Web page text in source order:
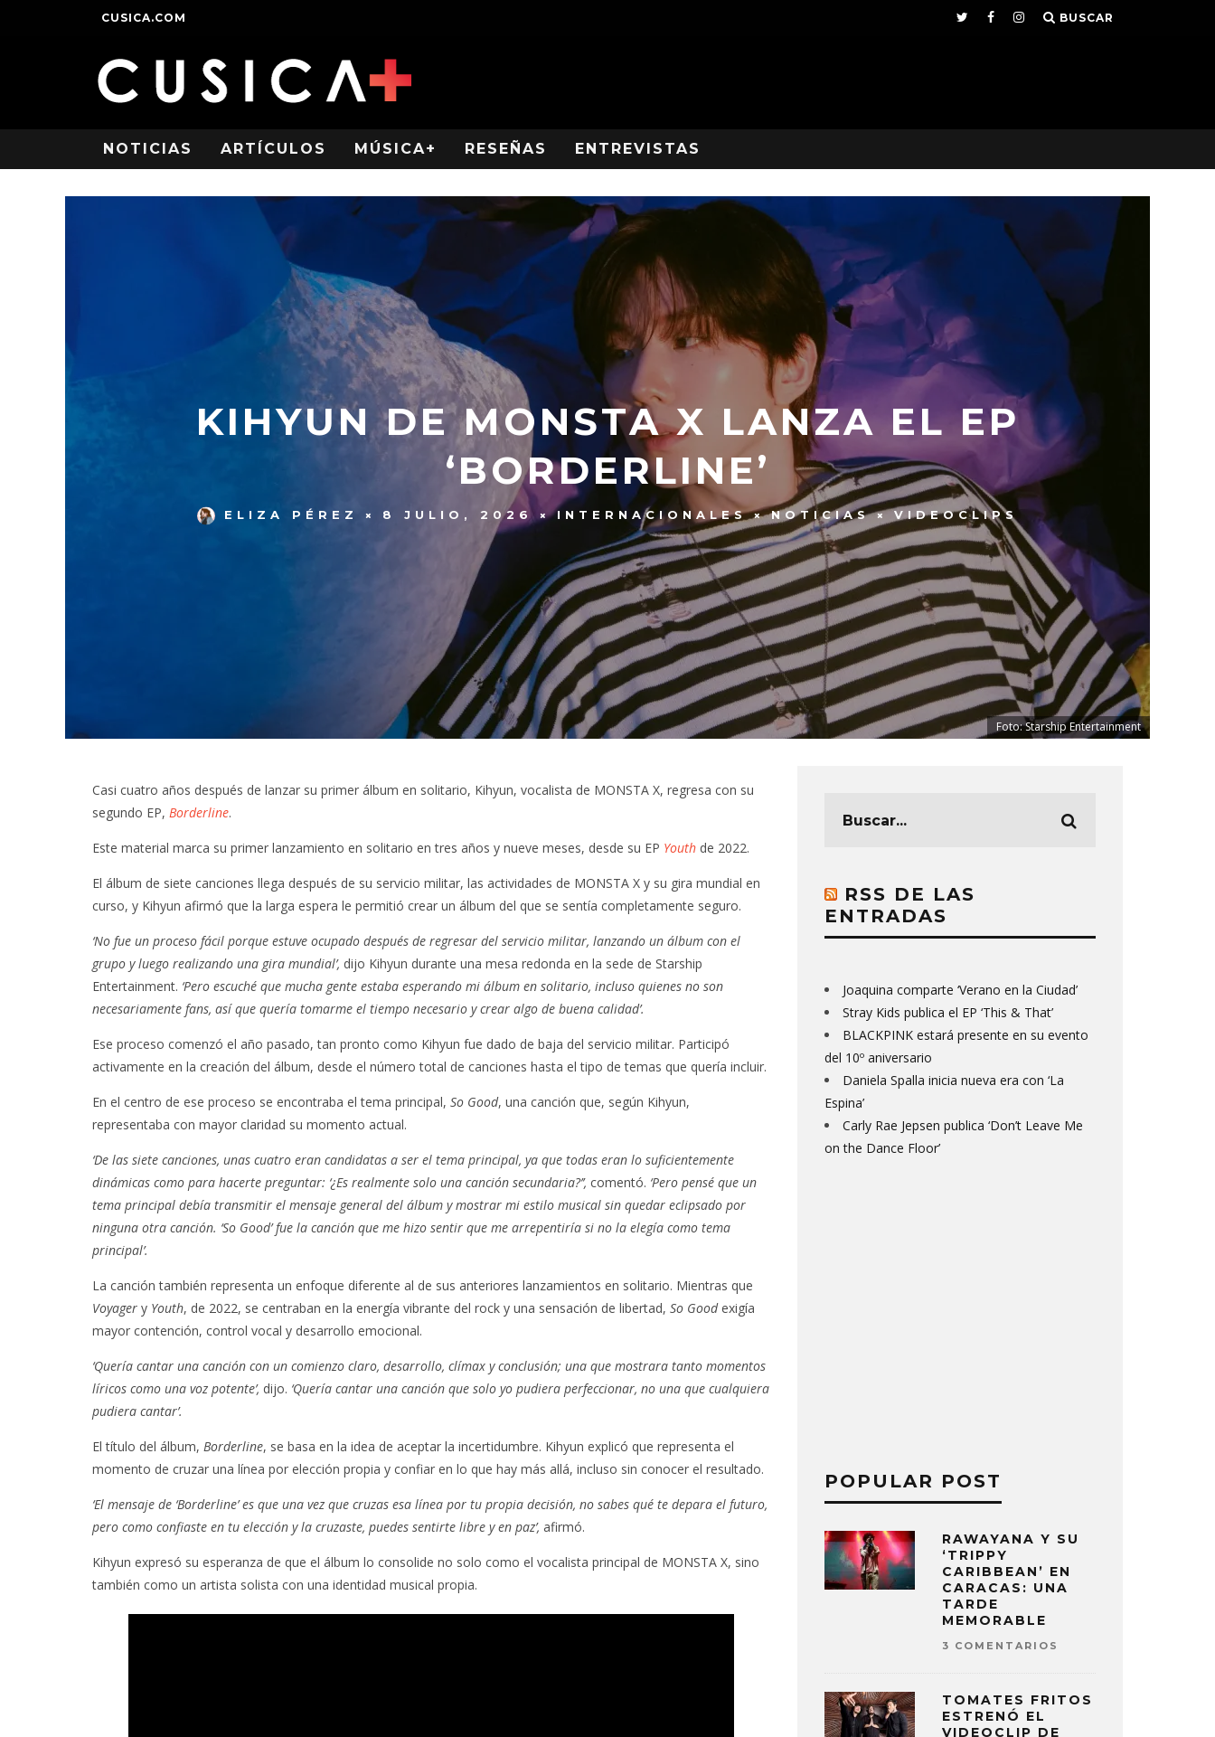
CUSICA.COM BUSCAR
NOTICIAS ARTÍCULOS MÚSICA+ RESEÑAS ENTREVISTAS
KIHYUN DE MONSTA X LANZA EL EP
‘BORDERLINE’
ELIZA PÉREZ 8 JULIO, 2026 INTERNACIONALES NOTICIAS VIDEOCLIPS
Foto: Starship Entertainment
Casi cuatro años después de lanzar su primer álbum en solitario, Kihyun, vocalista de MONSTA X, regresa con su
segundo EP, Borderline.
Este material marca su primer lanzamiento en solitario en tres años y nueve meses, desde su EP Youth de 2022.
El álbum de siete canciones llega después de su servicio militar, las actividades de MONSTA X y su gira mundial en
curso, y Kihyun afirmó que la larga espera le permitió crear un álbum del que se sentía completamente seguro.
‘No fue un proceso fácil porque estuve ocupado después de regresar del servicio militar, lanzando un álbum con el
grupo y luego realizando una gira mundial’, dijo Kihyun durante una mesa redonda en la sede de Starship
Entertainment. ‘Pero escuché que mucha gente estaba esperando mi álbum en solitario, incluso quienes no son
necesariamente fans, así que quería tomarme el tiempo necesario y crear algo de buena calidad’.
Ese proceso comenzó el año pasado, tan pronto como Kihyun fue dado de baja del servicio militar. Participó
activamente en la creación del álbum, desde el número total de canciones hasta el tipo de temas que quería incluir.
En el centro de ese proceso se encontraba el tema principal, So Good, una canción que, según Kihyun,
representaba con mayor claridad su momento actual.
‘De las siete canciones, unas cuatro eran candidatas a ser el tema principal, ya que todas eran lo suficientemente
dinámicas como para hacerte preguntar: ‘¿Es realmente solo una canción secundaria?’’, comentó. ‘Pero pensé que un
tema principal debía transmitir el mensaje general del álbum y mostrar mi estilo musical sin quedar eclipsado por
ninguna otra canción. ‘So Good’ fue la canción que me hizo sentir que me arrepentiría si no la elegía como tema
principal’.
La canción también representa un enfoque diferente al de sus anteriores lanzamientos en solitario. Mientras que
Voyager y Youth, de 2022, se centraban en la energía vibrante del rock y una sensación de libertad, So Goodexigía
mayor contención, control vocal y desarrollo emocional.
‘Quería cantar una canción con un comienzo claro, desarrollo, clímax y conclusión; una que mostrara tanto momentos
líricos como una voz potente’, dijo. ‘Quería cantar una canción que solo yo pudiera perfeccionar, no una que cualquiera
pudiera cantar’.
El título del álbum, Borderline, se basa en la idea de aceptar la incertidumbre. Kihyun explicó que representa el
momento de cruzar una línea por elección propia y confiar en lo que hay más allá, incluso sin conocer el resultado.
‘El mensaje de ‘Borderline’ es que una vez que cruzas esa línea por tu propia decisión, no sabes qué te depara el futuro,
pero como confiaste en tu elección y la cruzaste, puedes sentirte libre y en paz’, afirmó.
Kihyun expresó su esperanza de que el álbum lo consolide no solo como el vocalista principal de MONSTA X, sino
también como un artista solista con una identidad musical propia.
RSS DE LAS
ENTRADAS
Joaquina comparte ‘Verano en la Ciudad’
Stray Kids publica el EP ‘This & That’
BLACKPINK estará presente en su evento
del 10º aniversario
Daniela Spalla inicia nueva era con ‘La
Espina’
Carly Rae Jepsen publica ‘Don’t Leave Me
on the Dance Floor’
POPULAR POST
RAWAYANA Y SU
‘TRIPPY
CARIBBEAN’ EN
CARACAS: UNA
TARDE
MEMORABLE
3 COMENTARIOS
TOMATES FRITOS
ESTRENÓ EL
VIDEOCLIP DE